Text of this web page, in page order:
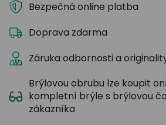
Bezpečná online platba
Doprava zdarma
Záruka odbornosti a
Brýlovou obrubu lze koupit
kompletní brýle s brýlovou
zákazníka